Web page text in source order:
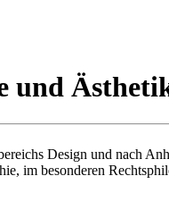
und
Design und nach
im besonderen